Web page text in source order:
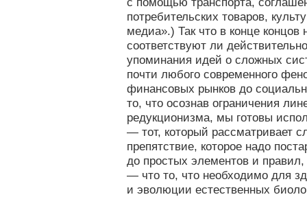
потребительских товаров,
медиа».) Так что в конце концов
соответствуют ли
упоминания идей о сложных
почти любого современного
финансовых рынков до
то, что осознав ограничения
редукционизма, мы готовы
— тот, который рассматривает
препятствие, которое надо
до простых элементов и правил,
— что то, что необходимо для
и эволюции естественных